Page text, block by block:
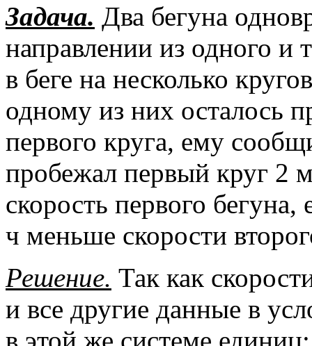
Задача. Два бегуна
направлении из одного и
в беге на несколько
одному из них осталось
первого круга, ему
пробежал первый круг 2
скорость первого
ч меньше скорости
Решение. Так как
и все другие данные в
в этой же системе единиц: